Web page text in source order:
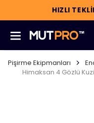
HIZLI
Pişirme Ekipmanları
Himaksan 4 Gözlü